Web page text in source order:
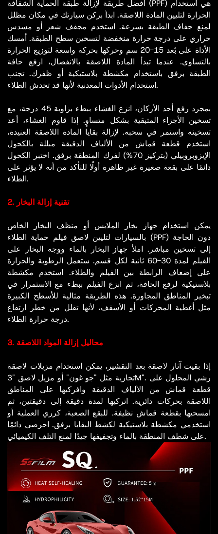
أفضل طريقة لإزالة طبقة الحماية الشفافة (PPF) هي استخدام
الحرارة لتليين المادة اللاصقة. ابدأ بركن سيارتك في مكان مظلل
لمنع جفاف الطبقة بسرعة. استخدم مجفف شعر أو مسدس
حراري على درجة حرارة منخفضة لتسخين سطح الطبقة. أمسك
الأداة على بُعد 15-20 سم وحركها بحركة واسعة لتوزيع الحرارة
بالتساوي. عندما تبدأ المادة اللاصقة بالانفصال، ارفع حافة
الطبقة برفق باستخدام مكشطة بلاستيكية أو ظفرك. تجنب
استخدام الأدوات المعدنية لأنها قد تخدش الطلاء.
بمجرد رفع أحد الأركان، انزع الغشاء ببطء بزاوية 45 درجة، مع
تسخين الأجزاء المتبقية بشكل متساوٍ. إذا قاوم الغشاء، أعد
تسخينه واستمر في سحبه. لإزالة بقايا المادة اللاصقة العنيدة،
استخدم قطعة قماش من الألياف الدقيقة مبللة بالكحول
الإيزوبروبيلي (بتركيز 70%) لفرك المنطقة برفق. اختبر الكحول
دائمًا على بقعة صغيرة غير ظاهرة أولًا للتأكد من أنه لا يؤثر على
الطلاء.
2. تقنية إزالة البخار
يمكن استخدام جهاز بخار الملابس أو منظف البخار الخاص
بالسيارات لتليين لاصق فيلم حماية الطلاء (PPF) دون الحاجة
إلى تسخين مباشر. املأ جهاز البخار بالماء ووجه البخار على
الفيلم لمدة 30-60 ثانية لكل قسم. ستعمل الرطوبة والحرارة
على إضعاف الرابطة بين الفيلم والطلاء. استخدم مكشطة
بلاستيكية لرفع الحافة، ثم انزع الفيلم ببطء مع الاستمرار في
تبخير المناطق المجاورة. هذه الطريقة مثالية للأسطح الكبيرة
مثل أغطية المحركات أو الأسقف، لأنها تقلل من خطر ارتفاع
درجة حرارة الطلاء.
3. محاليل إزالة المواد اللاصقة
إذا بقيت آثار لاصقة بعد التقشير، يمكن استخدام مزيلات لاصقة
تجارية مثل "جو غون" أو مزيل لاصق "3M". رشي المحلول على
قطعة قماش من الألياف الدقيقة وافركيها على المناطق
اللاصقة بحركات دائرية. اتركيها لمدة دقيقة إلى دقيقتين، ثم
امسحيها بقطعة قماش نظيفة. للبقع الصعبة، كرري العملية أو
استخدمي مكشطة بلاستيكية لكشط البقايا برفق. احرصي دائمًا
على شطف المنطقة بالماء وتجفيفها جيدًا لمنع التلف الكيميائي.